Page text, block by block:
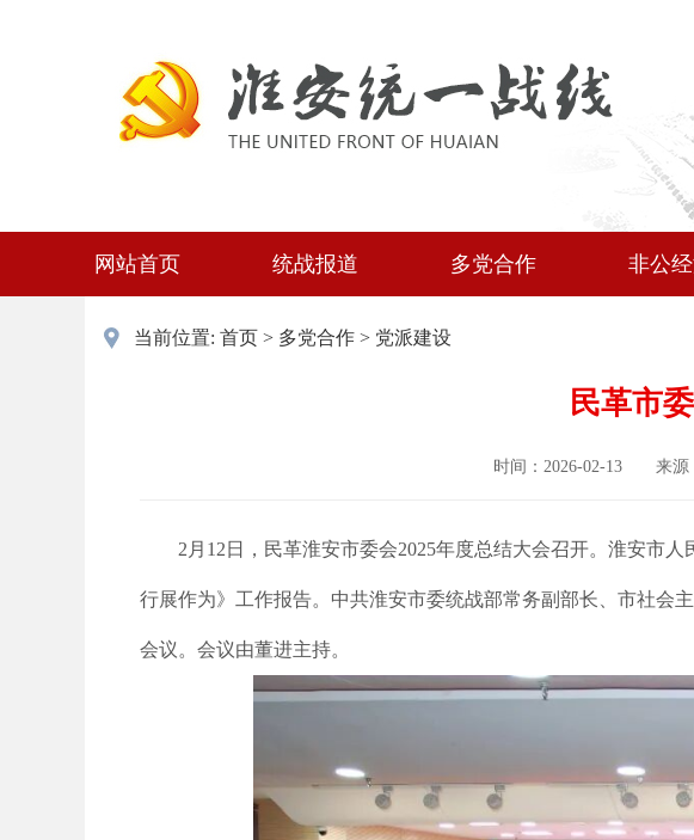
网站首页 统战报道 多党合作 非公
当前位置: 首页 > 多党合作 > 党派建设
民革市
时间：2026-02-13 来源
2月12日，民革淮安市委会2025年度总结大会召开。淮安市
行展作为》工作报告。中共淮安市委统战部常务副部长、市社会
会议。会议由董进主持。